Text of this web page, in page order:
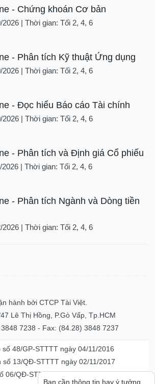
- Chứng khoán Cơ bản
2026 | Thời gian: Tối 2, 4, 6
- Phân tích Kỹ thuật Ứng dụng
2026 | Thời gian: Tối 2, 4, 6
- Đọc hiểu Báo cáo Tài chính
2026 | Thời gian: Tối 2, 4, 6
- Phân tích và Định giá Cổ phiếu
2026 | Thời gian: Tối 2, 4, 6
- Phân tích Ngành và Dòng tiền
2026 | Thời gian: Tối 2, 4, 6
hành bởi CTCP Tài Việt.
Lê Thị Hồng, P.Gò Vấp, Tp.HCM
7238 - Fax: (84.28) 3848 7237
số 48/GP-STTTT ngày 04/11/2016
số 13/QĐ-STTTT ngày 02/11/2017
06/QĐ-STTTT-ICP ngày 20/07/2023
Bạn cần thông tin hay ý tưởng